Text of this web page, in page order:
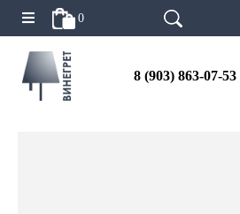
0
8 (903) 863-07-53